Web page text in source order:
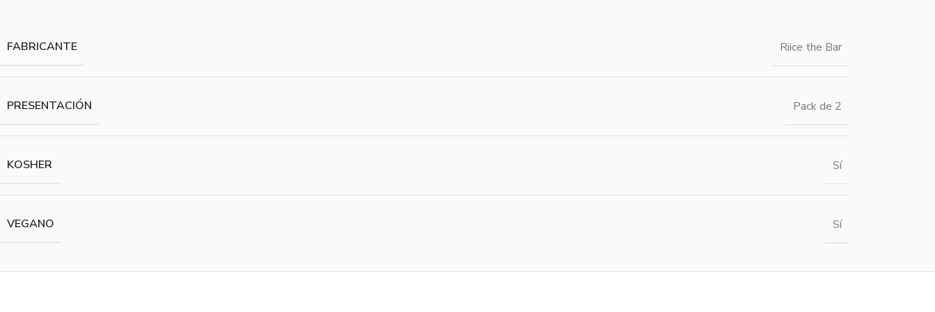
FABRICANTE Riice the Bar
PRESENTACIÓN Pack de 2
KOSHER Sí
VEGANO Sí